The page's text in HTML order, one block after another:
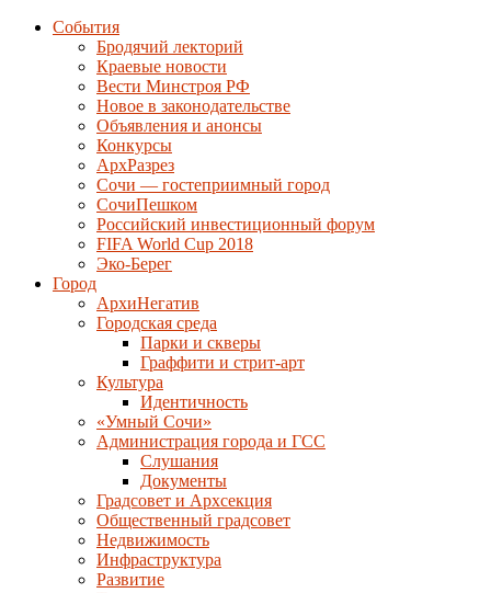
События
Бродячий лекторий
Краевые новости
Вести Минстроя РФ
Новое в законодательстве
Объявления и анонсы
Конкурсы
АрхРазрез
Сочи — гостеприимный город
СочиПешком
Российский инвестиционный форум
FIFA World Cup 2018
Эко-Берег
Город
АрхиНегатив
Городская среда
Парки и скверы
Граффити и стрит-арт
Культура
Идентичность
«Умный Сочи»
Администрация города и ГСС
Слушания
Документы
Градсовет и Архсекция
Общественный градсовет
Недвижимость
Инфраструктура
Развитие